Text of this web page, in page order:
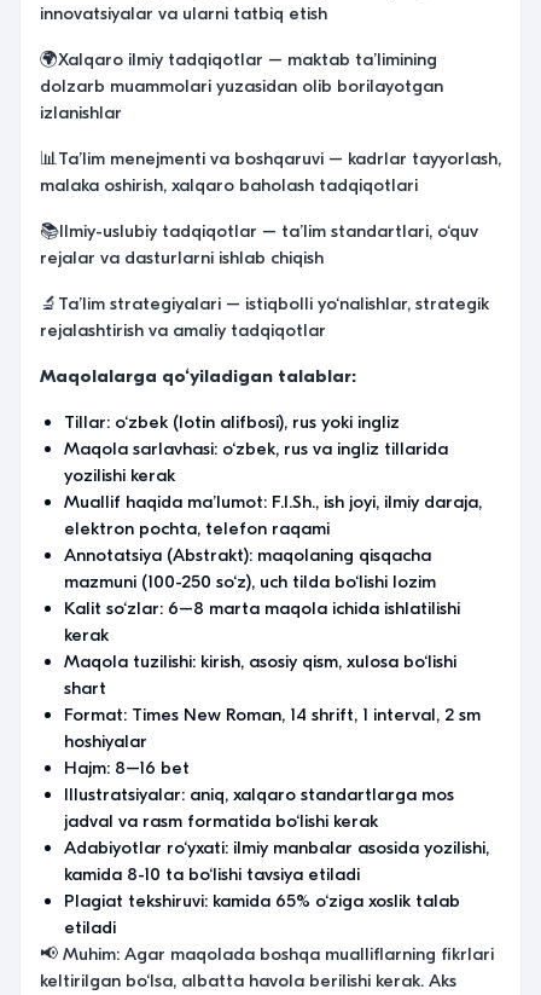
innovatsiyalar va ularni tatbiq etish
🌍Xalqaro ilmiy tadqiqotlar – maktab ta’limining
dolzarb muammolari yuzasidan olib borilayotgan
izlanishlar
📊Ta’lim menejmenti va boshqaruvi – kadrlar tayyorlash,
malaka oshirish, xalqaro baholash tadqiqotlari
📚Ilmiy-uslubiy tadqiqotlar – ta’lim standartlari, o‘quv
rejalar va dasturlarni ishlab chiqish
🔬Ta’lim strategiyalari – istiqbolli yo‘nalishlar, strategik
rejalashtirish va amaliy tadqiqotlar
Maqolalarga qo‘yiladigan talablar:
Tillar: o‘zbek (lotin alifbosi), rus yoki ingliz
Maqola sarlavhasi: o‘zbek, rus va ingliz tillarida
yozilishi kerak
Muallif haqida ma’lumot: F.I.Sh., ish joyi, ilmiy daraja,
elektron pochta, telefon raqami
Annotatsiya (Abstrakt): maqolaning qisqacha
mazmuni (100-250 so‘z), uch tilda bo‘lishi lozim
Kalit so‘zlar: 6–8 marta maqola ichida ishlatilishi
kerak
Maqola tuzilishi: kirish, asosiy qism, xulosa bo‘lishi
shart
Format: Times New Roman, 14 shrift, 1 interval, 2 sm
hoshiyalar
Hajm: 8–16 bet
Illustratsiyalar: aniq, xalqaro standartlarga mos
jadval va rasm formatida bo‘lishi kerak
Adabiyotlar ro‘yxati: ilmiy manbalar asosida yozilishi,
kamida 8-10 ta bo‘lishi tavsiya etiladi
Plagiat tekshiruvi: kamida 65% o‘ziga xoslik talab
etiladi
📢 Muhim: Agar maqolada boshqa mualliflarning fikrlari
keltirilgan bo‘lsa, albatta havola berilishi kerak. Aks